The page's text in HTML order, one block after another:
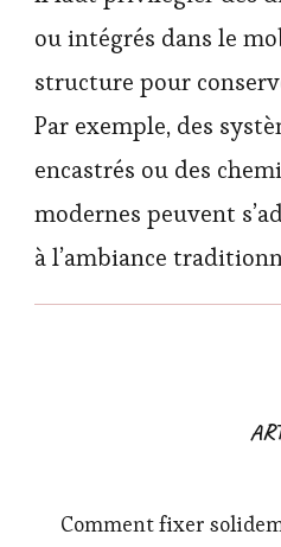
ou intégrés dans le
structure pour
Par exemple, des
encastrés ou des
modernes peuvent
à l’ambiance
Comment fixer